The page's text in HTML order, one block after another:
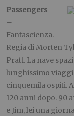
Passengers
–
Fantascienza.
Regia di Morten
Pratt. La nave
lunghissimo
cinquemila ospiti.
120 anni dopo. 90
e Jim, lei una